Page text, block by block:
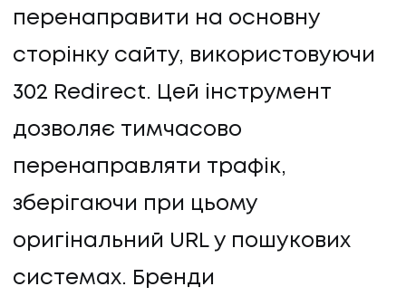
перенаправити на основну
сторінку сайту, використовуючи
302 Redirect. Цей інструмент
дозволяє тимчасово
перенаправляти трафік,
зберігаючи при цьому
оригінальний URL у пошукових
системах. Бренди